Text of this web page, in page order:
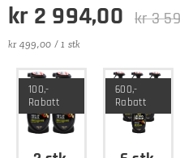
kr 2 994,00 kr3
kr 499,00 / 1 stk
100,-
Rabatt
600,-
Rabatt